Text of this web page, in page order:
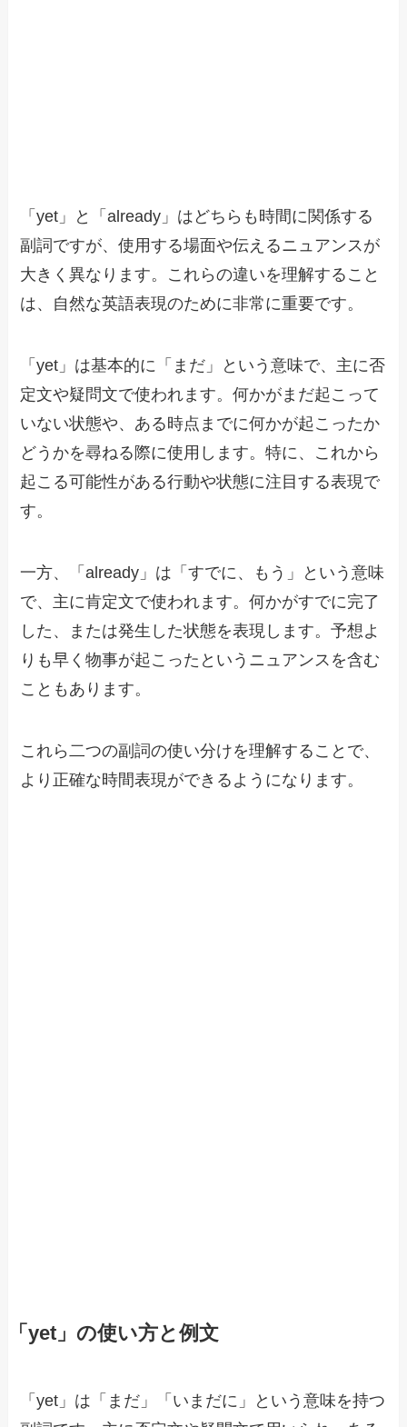
「yet」と「already」はどちらも時間に関係する
副詞ですが、使用する場面や伝えるニュアンスが
大きく異なります。これらの違いを理解すること
は、自然な英語表現のために非常に重要です。
「yet」は基本的に「まだ」という意味で、主に否
定文や疑問文で使われます。何かがまだ起こって
いない状態や、ある時点までに何かが起こったか
どうかを尋ねる際に使用します。特に、これから
起こる可能性がある行動や状態に注目する表現で
す。
一方、「already」は「すでに、もう」という意味
で、主に肯定文で使われます。何かがすでに完了
した、または発生した状態を表現します。予想よ
りも早く物事が起こったというニュアンスを含む
こともあります。
これら二つの副詞の使い分けを理解することで、
より正確な時間表現ができるようになります。
「yet」の使い方と例文
「yet」は「まだ」「いまだに」という意味を持つ